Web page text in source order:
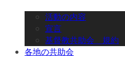
活動の内容
宣言
基督教共助会 規約
各地の共助会